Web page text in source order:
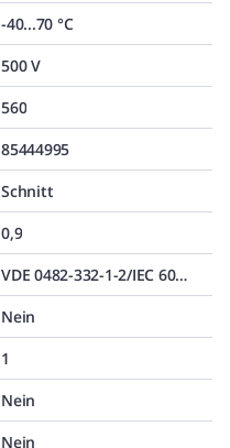
-40...70 °C
500 V
560
85444995
Schnitt
0,9
VDE 0482-332-1-2/IEC 60332-1-2
Nein
1
Nein
Nein